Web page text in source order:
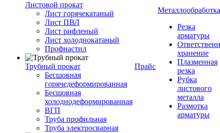
Листовой прокат
Лист горячекатаный
Лист ПВЛ
Лист рифленый
Лист холоднокатаный
Профнастил
Трубный прокат
Бесшовная
горячедеформированная
Бесшовная
холоднодеформированная
ВГП
Труба профильная
Труба электросварная
Прайс
Металлообработка
Резка
арматуры
хранение
Плазменная
резка
Рубка
листового
металла
Размотка
арматуры